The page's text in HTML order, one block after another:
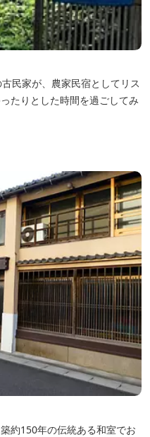
民家が、農家民宿としてリス
たりとした時間を過ごしてみ
約150年の伝統ある和室でお